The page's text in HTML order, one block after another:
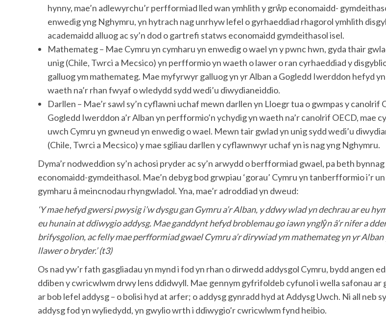
hynny, mae’n adlewyrchu’r perfformiad lled wan ymhlith y grŵp economaidd-
enwedig yng Nghymru, yn hytrach nag unrhyw lefel o gyrhaeddiad rhagorol ymhlith
academaidd alluog ac sy’n dod o gartrefi statws economaidd gymdeithasol isel.
Mathemateg – Mae Cymru yn cymharu yn enwedig o wael yn y pwnc hwn, gyda thair
unig (Chile, Twrci a Mecsico) yn perfformio yn waeth o lawer o ran cyrhaeddiad y
galluog ym mathemateg. Mae myfyrwyr galluog yn yr Alban a Gogledd Iwerddon hefyd
waeth na’r rhan fwyaf o wledydd sydd wedi’u diwydianeiddio.
Darllen – Mae’r sawl sy’n cyflawni uchaf mewn darllen yn Lloegr tua o gwmpas y canolrif
Gogledd Iwerddon a’r Alban yn perfformio’n ychydig yn waeth na’r canolrif OECD, mae
uwch Cymru yn gwneud yn enwedig o wael. Mewn tair gwlad yn unig sydd wedi’u
(Chile, Twrci a Mecsico) y mae sgiliau darllen y cyflawnwyr uchaf yn is nag yng Nghymru.
Dyma’r nodweddion sy’n achosi pryder ac sy’n arwydd o berfformiad gwael, pa beth
economaidd-gymdeithasol. Mae’n debyg bod grwpiau ‘gorau’ Cymru yn tanberfformio i’r
gymharu â meincnodau rhyngwladol. Yna, mae’r adroddiad yn dweud:
‘Y mae hefyd gwersi pwysig i’w dysgu gan Gymru a’r Alban, y ddwy wlad yn dechrau ar eu
eu hunain at ddiwygio addysg. Mae ganddynt hefyd broblemau go iawn ynglŷn â’r nifer a
brifysgolion, ac felly mae perfformiad gwael Cymru a’r dirywiad ym mathemateg yn yr Alban
llawer o bryder.’ (t3)
Os nad yw’r fath gasgliadau yn mynd i fod yn rhan o dirwedd addysgol Cymru, bydd angen
ddiben y cwricwlwm drwy lens ddidwyll. Mae gennym gyfrifoldeb cyfunol i wella safonau ar
ar bob lefel addysg – o bolisi hyd at arfer; o addysg gynradd hyd at Addysg Uwch. Ni all neb
addysg fod yn wyliedydd, yn gwylio wrth i ddiwygio’r cwricwlwm fynd heibio.